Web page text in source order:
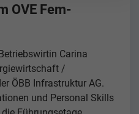
OVE Fem-
Carina
/
ÖBB Infrastruktur AG.
und Personal Skills